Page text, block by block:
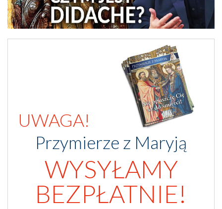
UWAGA!
Przymierze z Maryją
WYSYŁAMY
BEZPŁATNIE!